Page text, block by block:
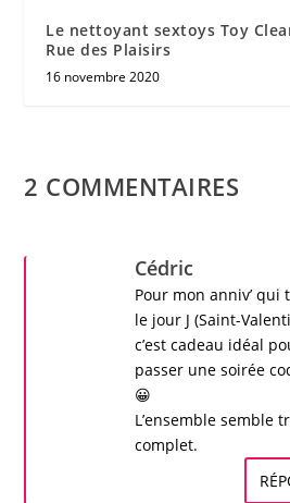
Le nettoyant sextoys Toy
Rue des Plaisirs
16 novembre 2020
2 COMMENTAIRES
Cédric
Pour mon anniv’ qui
le jour J (Saint-
c’est cadeau idéal
passer une soirée
😀
L’ensemble semble
complet.